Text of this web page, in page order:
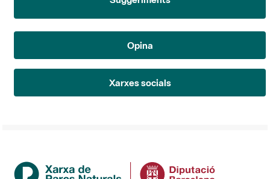
Opina
Xarxes socials